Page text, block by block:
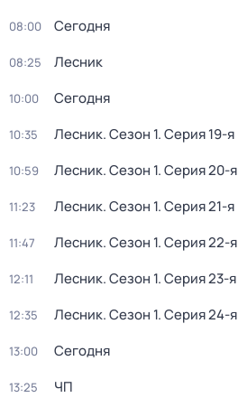
08:00 Сегодня
08:25 Лесник
10:00 Сегодня
10:35 Лесник. Сезон 1. Серия 19-я
10:59 Лесник. Сезон 1. Серия 20-я
11:23 Лесник. Сезон 1. Серия 21-я
11:47 Лесник. Сезон 1. Серия 22-я
12:11 Лесник. Сезон 1. Серия 23-я
12:35 Лесник. Сезон 1. Серия 24-я
13:00 Сегодня
13:25 ЧП